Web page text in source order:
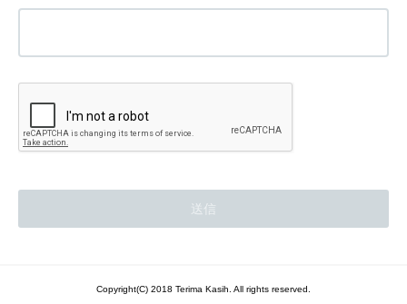
Copyright(C) 2018 Terima Kasih. All rights reserved.